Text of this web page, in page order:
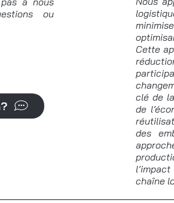
ou
Cette
clé de
de
des
chaîne